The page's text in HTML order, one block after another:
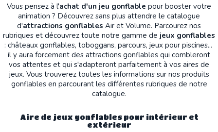
Vous pensez à l'achat d'un jeu gonflable pour booster votre
animation ? Découvrez sans plus attendre le catalogue
d'attractions gonflables Air et Volume. Parcourez nos
rubriques et découvrez toute notre gamme de jeux gonflables
: châteaux gonflables, toboggans, parcours, jeux pour piscines...
il y aura forcement des attractions gonflables qui combleront
vos attentes et qui s'adapteront parfaitement à vos aires de
jeux. Vous trouverez toutes les informations sur nos produits
gonflables en parcourant les différentes rubriques de notre
catalogue.
Aire de jeux gonflables pour intérieur et
extérieur